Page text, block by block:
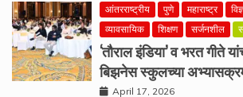
आंतरराष्ट्रीय पुणे महाराष्ट्र
व्यावसायिक
शिक्षण सर्जनशील
‘तौराल इंडिया’ व भरत गीते
बिझनेस स्कुलच्या
April 17, 2026